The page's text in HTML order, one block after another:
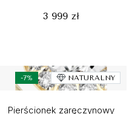
3 999 zł
-7% NATURALNY
Pierścionek zaręczynowy